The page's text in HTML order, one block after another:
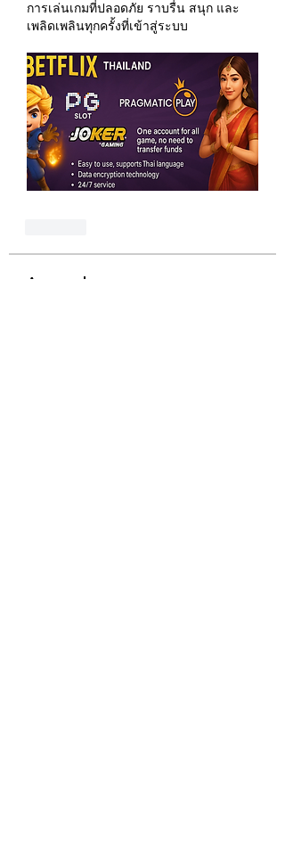
การเล่นเกมที่ปลอดภัย ราบรื่น สนุก และ
เพลิดเพลินทุกครั้งที่เข้าสู่ระบบ
Acerca de